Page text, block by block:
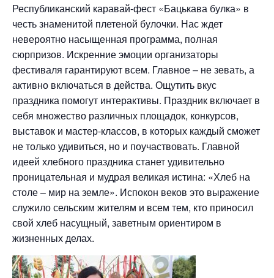
Республиканский каравай-фест «Бацькава булка» в
честь знаменитой плетеной булочки. Нас ждет
невероятно насыщенная программа, полная
сюрпризов. Искренние эмоции организаторы
фестиваля гарантируют всем. Главное – не зевать, а
активно включаться в действа. Ощутить вкус
праздника помогут интерактивы. Праздник включает в
себя множество различных площадок, конкурсов,
выставок и мастер-классов, в которых каждый сможет
не только удивиться, но и поучаствовать. Главной
идеей хлебного праздника станет удивительно
проницательная и мудрая великая истина: «Хлеб на
столе – мир на земле». Испокон веков это выражение
служило сельским жителям и всем тем, кто приносил
свой хлеб насущный, заветным ориентиром в
жизненных делах.